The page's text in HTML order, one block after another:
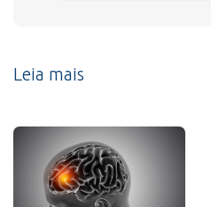
Leia mais